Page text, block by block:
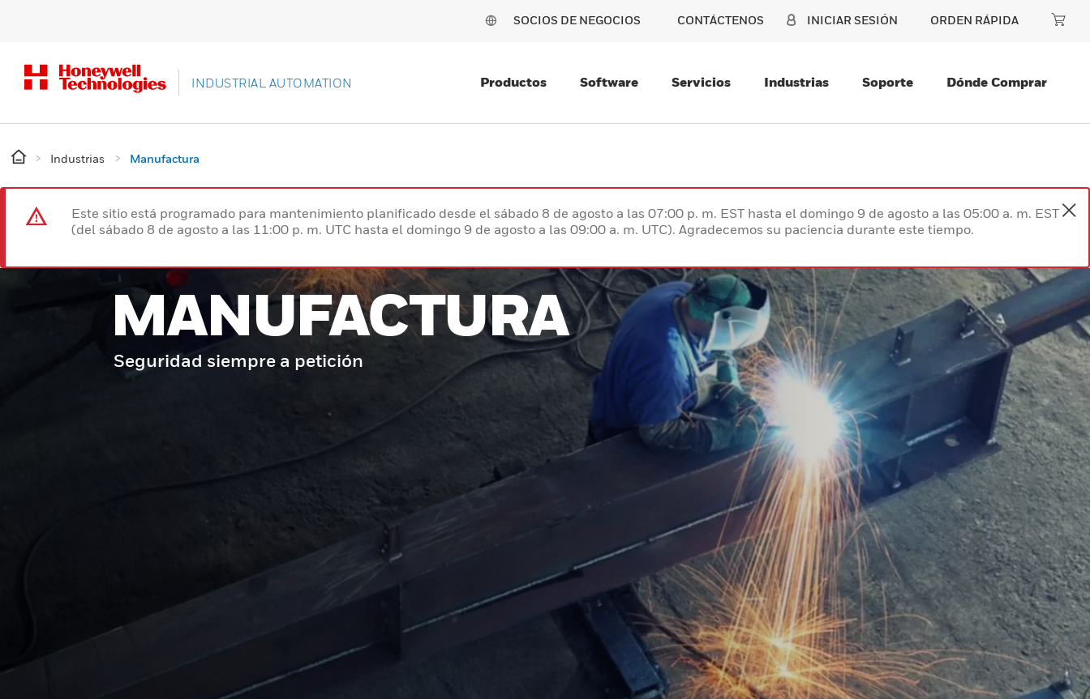
SOCIOS DE NEGOCIOS CONTÁCTENOS INICIAR SESIÓN ORDEN RÁPIDA
INDUSTRIAL AUTOMATION Productos Software Servicios Industrias Soporte Dónde Comprar
Industrias Manufactura
Este sitio está programado para mantenimiento planificado desde el sábado 8 de agosto a las 07:00 p. m. EST hasta el domingo 9 de agosto a las 05:00 a. m. EST
(del sábado 8 de agosto a las 11:00 p. m. UTC hasta el domingo 9 de agosto a las 09:00 a. m. UTC). Agradecemos su paciencia durante este tiempo.
MANUFACTURA
Seguridad siempre a petición